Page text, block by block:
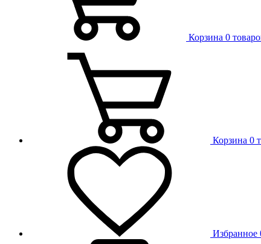
Корзина 0
Корзина 0
Избранное